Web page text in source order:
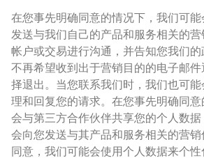
在您事先明确同意的情况下，我们可
发送与我们自己的产品和服务相关的
帐户或交易进行沟通，并告知您我们
不再希望收到出于营销目的的电子邮
择退出。当您联系我们时，我们也可
理和回复您的请求。在您事先明确同
会与第三方合作伙伴共享您的个人数
会向您发送与其产品和服务相关的营
同意，我们可能会使用个人数据来个